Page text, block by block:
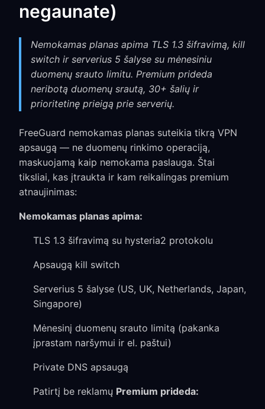
negaunate)
Nemokamas planas apima TLS 1.3 šifravimą, kill
switch ir serverius 5 šalyse su mėnesiniu
duomenų srauto limitu. Premium prideda
neribotą duomenų srautą, 30+ šalių ir
prioritetinę prieigą prie serverių.
FreeGuard nemokamas planas suteikia tikrą VPN
apsaugą — ne duomenų rinkimo operaciją,
maskuojamą kaip nemokama paslauga. Štai
tiksliai, kas įtraukta ir kam reikalingas premium
atnaujinimas:
Nemokamas planas apima:
TLS 1.3 šifravimą su hysteria2 protokolu
Apsaugą kill switch
Serverius 5 šalyse (US, UK, Netherlands, Japan,
Singapore)
Mėnesinį duomenų srauto limitą (pakanka
įprastam naršymui ir el. paštui)
Private DNS apsaugą
Patirtį be reklamų Premium prideda: